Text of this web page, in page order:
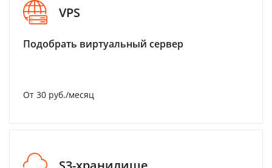
VPS
Подобрать виртуальный сервер
От 30 руб./месяц